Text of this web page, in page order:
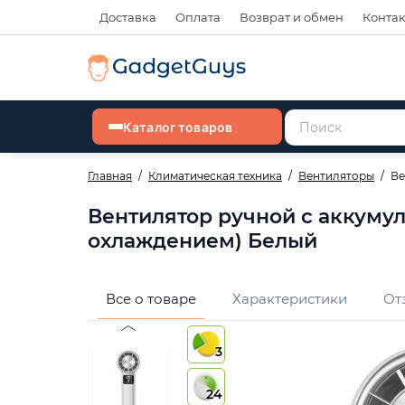
Доставка Оплата Возврат и обмен
Каталог товаров
Главная Климатическая техника Вентиляторы
Вентилятор ручной с
охлаждением) Белый
Все о товаре Характеристики
3
24